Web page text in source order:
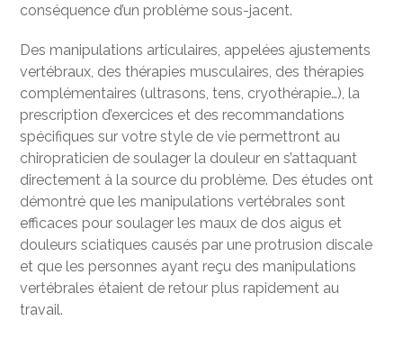
conséquence d’un problème sous-jacent.
Des manipulations articulaires, appelées ajustements
vertébraux, des thérapies musculaires, des thérapies
complémentaires (ultrasons, tens, cryothérapie…), la
prescription d’exercices et des recommandations
spécifiques sur votre style de vie permettront au
chiropraticien de soulager la douleur en s’attaquant
directement à la source du problème. Des études ont
démontré que les manipulations vertébrales sont
efficaces pour soulager les maux de dos aigus et
douleurs sciatiques causés par une protrusion discale
et que les personnes ayant reçu des manipulations
vertébrales étaient de retour plus rapidement au
travail.